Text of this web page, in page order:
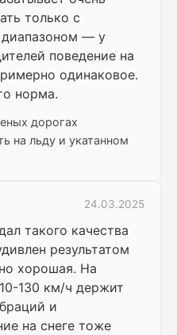
только с
— у
поведение на
одинаковое.
норма.
дорогах
на льду и укатанном
24.03.2025
такого качества
результатом
хорошая. На
130 км/ч держит
и
на снеге тоже